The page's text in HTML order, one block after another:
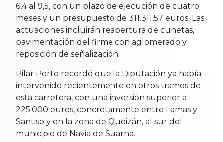
6,4 al 9,5, con un plazo de ejecución de cuatro
meses y un presupuesto de 311.311,57 euros. Las
actuaciones incluirán reapertura de cunetas,
pavimentación del firme con aglomerado y
reposición de señalización.
Pilar Porto recordó que la Diputación ya había
intervenido recientemente en otros tramos de
esta carretera, con una inversión superior a
225.000 euros, concretamente entre Lamas y
Santiso y en la zona de Queizán, al sur del
municipio de Navia de Suarna.